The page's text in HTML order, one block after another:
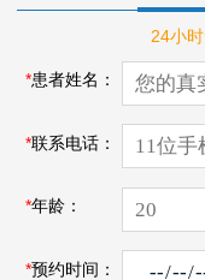
24小
*患者姓名：
*联系电话：
*年龄：
*预约时间：